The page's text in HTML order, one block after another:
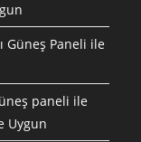
Güneş Paneli ile
paneli ile
Uygun